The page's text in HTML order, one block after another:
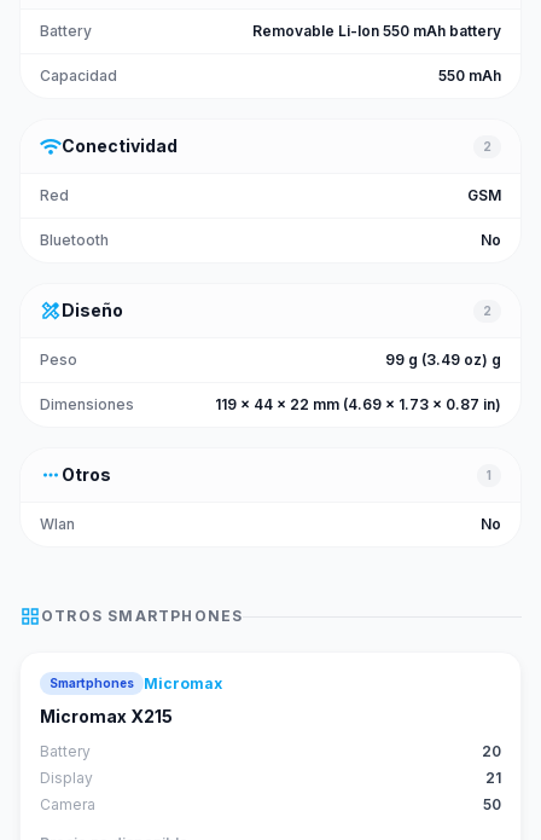
Battery Removable Li-Ion 550 mAh battery
Capacidad 550 mAh
wifiConectividad 2
Red GSM
Bluetooth No
design_servicesDiseño 2
Peso 99 g (3.49 oz) g
Dimensiones 119 x 44 x 22 mm (4.69 x 1.73 x 0.87 in)
more_horiz Otros 1
Wlan No
grid_view OTROS SMARTPHONES
Smartphones Micromax
Micromax X215
Battery
20
Display
21
Camera
50